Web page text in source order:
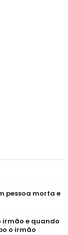
pessoa morta e
irmão e quando
o irmão